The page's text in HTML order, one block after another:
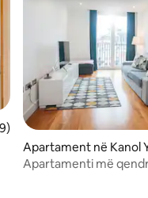
mesatar 4,86 nga 5, 59
Apartament në Kanol
as
Apartamenti më